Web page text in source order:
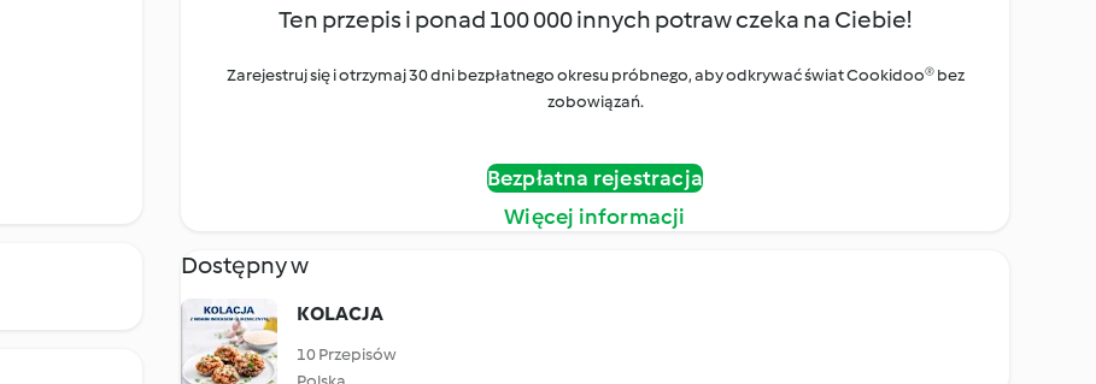
Ten przepis i ponad 100 000 innych potraw czeka na Ciebie!
Zarejestruj się i otrzymaj 30 dni bezpłatnego okresu próbnego, aby odkrywać świat Cookidoo® bez
zobowiązań.
Bezpłatna rejestracja
Więcej informacji
Dostępny w
KOLACJA
10 Przepisów